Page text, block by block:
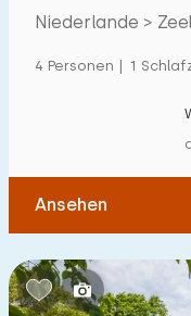
Niederlande >
4 Personen | 1
Ansehen